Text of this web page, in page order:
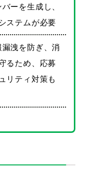
ーを生成し、
ステムが必要
洩を防ぎ、消
るため、応募
リティ対策も